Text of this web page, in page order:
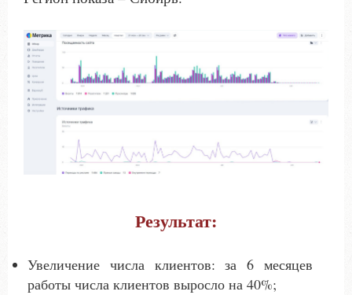
Результат:
Увеличение числа клиентов: за 6 месяцев
работы числа клиентов выросло на 40%;